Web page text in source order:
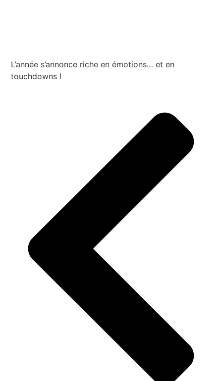
L’année s’annonce riche en émotions… et en
touchdowns !